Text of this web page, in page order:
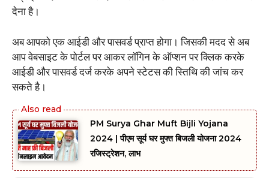
देना है।
अब आपको एक आईडी और पासवर्ड प्राप्त होगा। जिसकी मदद से अब
आप वेबसाइट के पोर्टल पर आकर लॉगिन के ऑप्शन पर क्लिक करके
आईडी और पासवर्ड दर्ज करके अपने स्टेटस की स्तिथि की जांच कर
सकते है।
PM Surya Ghar Muft Bijli Yojana
2024 | पीएम सूर्य घर मुफ्त बिजली योजना 2024
रजिस्ट्रेशन, लाभ